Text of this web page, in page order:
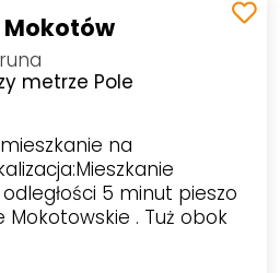
metrze Pole
na
5 minut pieszo
. Tuż obok